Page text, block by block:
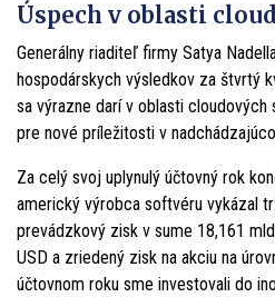
Úspech v oblasti
Generálny riaditeľ firmy Satya
hospodárskych výsledkov za štvrtý
sa výrazne darí v oblasti
pre nové príležitosti v
Za celý svoj uplynulý účtovný rok
americký výrobca softvéru vykázal
prevádzkový zisk v sume 18,161
USD a zriedený zisk na akciu na
účtovnom roku sme investovali do